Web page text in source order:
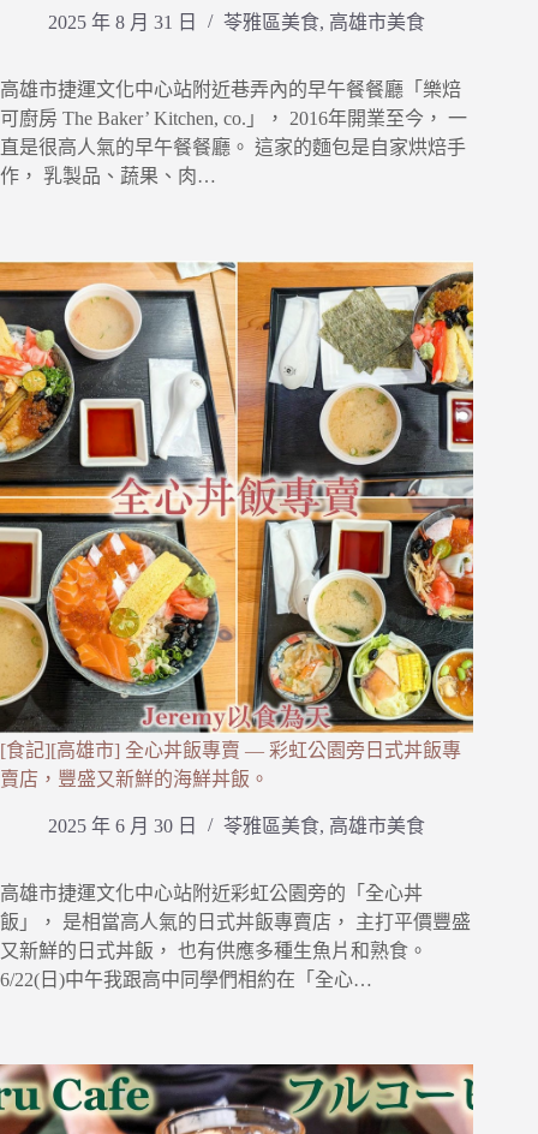
2025 年 8 月 31 日 苓雅區美食, 高雄市美食
高雄市捷運文化中心站附近巷弄內的早午餐餐廳「樂焙
可廚房 The Baker’ Kitchen, co.」， 2016年開業至今， 一
直是很高人氣的早午餐餐廳。 這家的麵包是自家烘焙手
作， 乳製品、蔬果、肉…
[食記][高雄市] 全心丼飯專賣 — 彩虹公園旁日式丼飯專
賣店，豐盛又新鮮的海鮮丼飯。
2025 年 6 月 30 日 苓雅區美食, 高雄市美食
高雄市捷運文化中心站附近彩虹公園旁的「全心丼
飯」， 是相當高人氣的日式丼飯專賣店， 主打平價豐盛
又新鮮的日式丼飯， 也有供應多種生魚片和熟食。
6/22(日)中午我跟高中同學們相約在「全心…